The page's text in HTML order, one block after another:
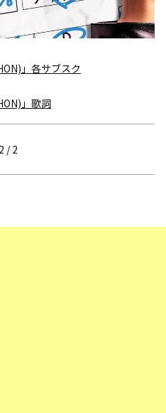
」各サブスク
」歌詞
2 / 2